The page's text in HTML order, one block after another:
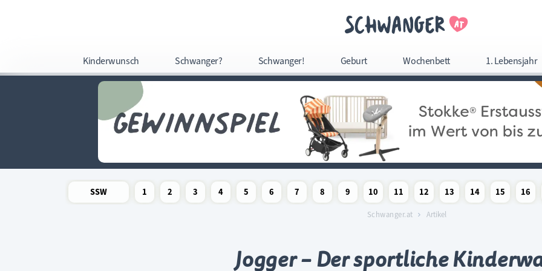
Kinderwunsch Schwanger? Schwanger! Geburt Wochenbett 1. Lebensjahr
überspringen
SSW
1
2
3
4
5
6
7
8
9
Schwangerschaftswoche
10
Schwangerschaftswoche
11
Schwangerschaftswoche
12
Schwangerschaftswoche
13
Schwangerschaftswoche
14
Schwangerschaftswoche
15
16
Schwanger.at Artikel
Jogger – Der sportliche